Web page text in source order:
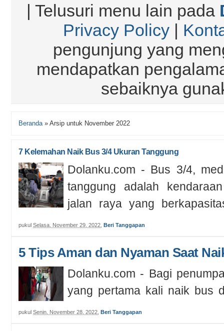
| Telusuri menu lain pada
Privacy Policy|
pengunjung yang
mendapatkan
sebaiknya
Beranda » Arsip untuk November 2022
7 Kelemahan Naik Bus 3/4 Ukuran Tanggung
Dolanku.com - Bus 3/4,
tanggung adalah
jalan raya yang
29,...
pukul Selasa, November 29, 2022 Beri Tanggapan
5 Tips Aman dan Nyaman Saat
Dolanku.com - Bagi
yang pertama kali naik bus
tak perlu takut, cemas, atau
pukul Senin, November 28, 2022 Beri Tanggapan